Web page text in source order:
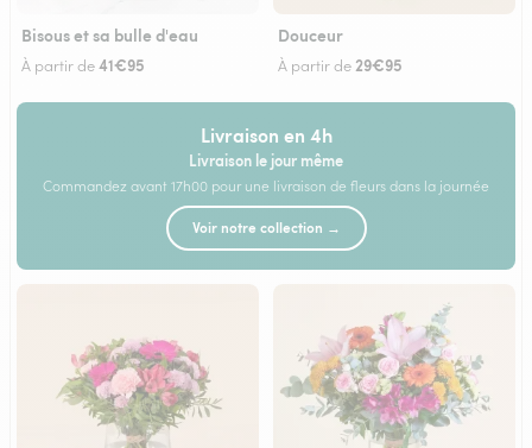
Bisous et sa bulle d'eau
À partir de41€95
Douceur
À partir de 29€95
Livraison en 4h
Livraison le jour même
Commandez avant 17h00 pour une livraison de fleurs dans la journée
Voir notre collection →